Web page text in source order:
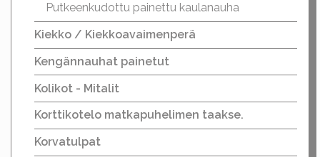
Putkeenkudottu painettu kaulanauha
Kiekko / Kiekkoavaimenperä
Kengännauhat painetut
Kolikot - Mitalit
Korttikotelo matkapuhelimen taakse.
Korvatulpat